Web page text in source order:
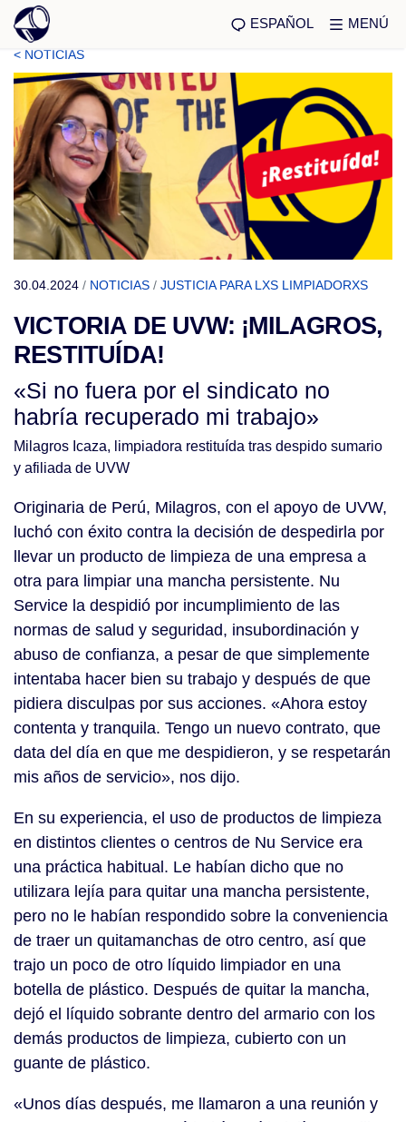
ESPAÑOL MENÚ
< NOTICIAS
30.04.2024 / NOTICIAS / JUSTICIA PARA LXS LIMPIADORXS
VICTORIA DE UVW: ¡MILAGROS,
RESTITUÍDA!
«Si no fuera por el sindicato no
habría recuperado mi trabajo»
Milagros Icaza, limpiadora restituída tras despido sumario
y afiliada de UVW
Originaria de Perú, Milagros, con el apoyo de UVW,
luchó con éxito contra la decisión de despedirla por
llevar un producto de limpieza de una empresa a
otra para limpiar una mancha persistente. Nu
Service la despidió por incumplimiento de las
normas de salud y seguridad, insubordinación y
abuso de confianza, a pesar de que simplemente
intentaba hacer bien su trabajo y después de que
pidiera disculpas por sus acciones. «Ahora estoy
contenta y tranquila. Tengo un nuevo contrato, que
data del día en que me despidieron, y se respetarán
mis años de servicio», nos dijo.
En su experiencia, el uso de productos de limpieza
en distintos clientes o centros de Nu Service era
una práctica habitual. Le habían dicho que no
utilizara lejía para quitar una mancha persistente,
pero no le habían respondido sobre la conveniencia
de traer un quitamanchas de otro centro, así que
trajo un poco de otro líquido limpiador en una
botella de plástico. Después de quitar la mancha,
dejó el líquido sobrante dentro del armario con los
demás productos de limpieza, cubierto con un
guante de plástico.
«Unos días después, me llamaron a una reunión y